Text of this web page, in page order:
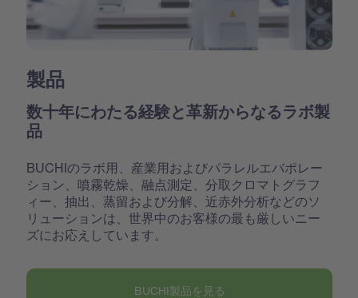
製品
数十年にわたる経験と革新からなるラボ製
品
BUCHIのラボ用、産業用およびパラレルエバポレー
ション、噴霧乾燥、融点測定、分取クロマトグラフ
ィー、抽出、蒸留および分解、近赤外分析などのソ
リューションは、世界中のお客様の最も厳しいニー
ズにお応えしています。
BUCHI製品を見る